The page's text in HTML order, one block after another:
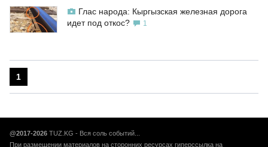
Глас народа: Кыргызская железная дорога
идет под откос?
1
1
@2017-2026 TUZ.KG - Вся соль событий...
При размещении материалов на сторонних ресурсах гиперссылка на